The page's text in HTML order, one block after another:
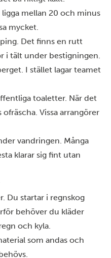
mellan 20 och minus
mycket.
Det finns en rutt
i tält under bestigningen.
I stället lagar teamet
toaletter. När det
Vissa arrangörer
vandringen. Många
klarar sig fint utan
Du startar i regnskog
behöver du kläder
och kyla.
som andas och